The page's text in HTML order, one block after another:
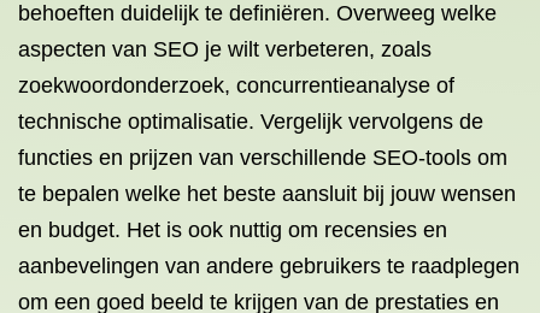
behoeften duidelijk te definiëren. Overweeg welke
aspecten van SEO je wilt verbeteren, zoals
zoekwoordonderzoek, concurrentieanalyse of
technische optimalisatie. Vergelijk vervolgens de
functies en prijzen van verschillende SEO-tools om
te bepalen welke het beste aansluit bij jouw wensen
en budget. Het is ook nuttig om recensies en
aanbevelingen van andere gebruikers te raadplegen
om een goed beeld te krijgen van de prestaties en